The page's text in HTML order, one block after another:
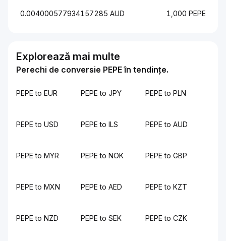
0.004000577934157285 AUD 1,000 PEPE
Explorează mai multe
Perechi de conversie PEPE în tendințe.
PEPE to EUR PEPE to JPY PEPE to PLN
PEPE to USD PEPE to ILS PEPE to AUD
PEPE to MYR PEPE to NOK PEPE to GBP
PEPE to MXN PEPE to AED PEPE to KZT
PEPE to NZD PEPE to SEK PEPE to CZK